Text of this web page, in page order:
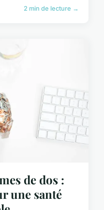
2 min de lecture →
de dos :
une santé